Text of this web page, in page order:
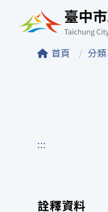
臺中市
首頁 分
:::
詮釋資料